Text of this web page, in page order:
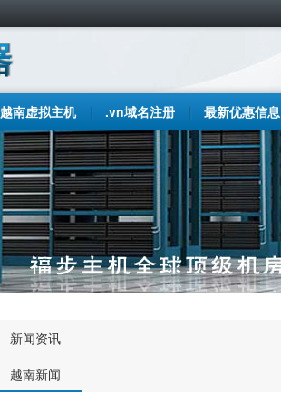
越南虚拟主机 .vn域名注册 最新优惠信息
新闻资讯
越南新闻